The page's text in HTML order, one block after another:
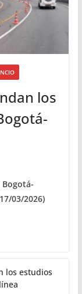
los
03/2026)
los estudios